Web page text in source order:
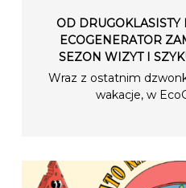
OD
ECOGENERATOR
SEZON WIZYT I
Wraz z ostatnim
wakacje, w